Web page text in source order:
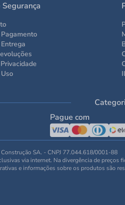
Pague com
SA. - CNPJ 77.044.618/0001-88
via internet. Na divergência de
e informações sobre os produtos são